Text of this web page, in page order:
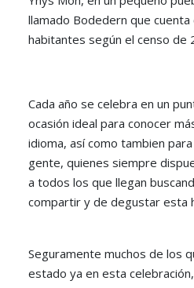
llamado Bodedern que cuenta
habitantes según el censo de
Cada año se celebra en un
ocasión ideal para conocer
idioma, así como tambien
gente, quienes siempre
a todos los que llegan
compartir y de degustar esta
Seguramente muchos de los
estado ya en esta